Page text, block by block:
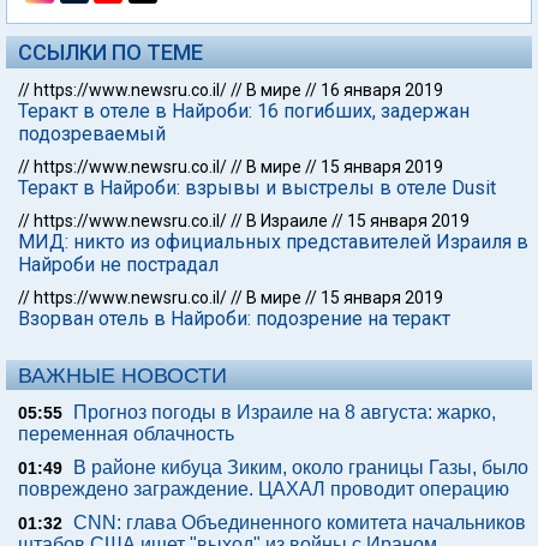
ССЫЛКИ ПО ТЕМЕ
// https://www.newsru.co.il/// В мире // 16 января 2019
Теракт в отеле в Найроби: 16 погибших, задержан
подозреваемый
// https://www.newsru.co.il/// В мире // 15 января 2019
Теракт в Найроби: взрывы и выстрелы в отеле Dusit
// https://www.newsru.co.il/// В Израиле // 15 января 2019
МИД: никто из официальных представителей Израиля в
Найроби не пострадал
// https://www.newsru.co.il/// В мире // 15 января 2019
Взорван отель в Найроби: подозрение на теракт
ВАЖНЫЕ НОВОСТИ
05:55
Прогноз погоды в Израиле на 8 августа: жарко,
переменная облачность
01:49
В районе кибуца Зиким, около границы Газы, было
повреждено заграждение. ЦАХАЛ проводит операцию
01:32 CNN: глава Объединенного комитета начальников